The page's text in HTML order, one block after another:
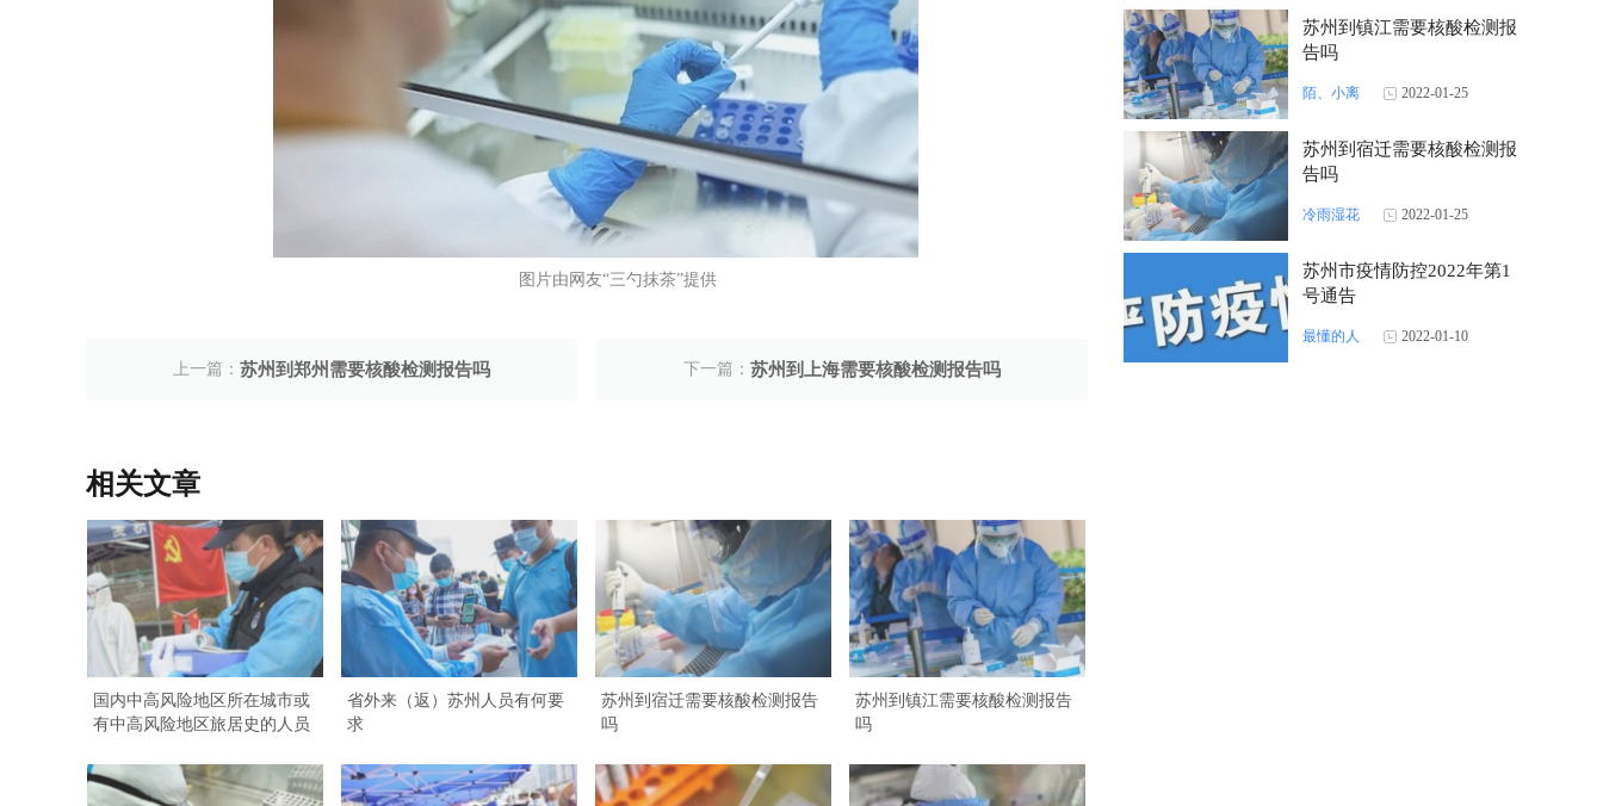
图片由网友“三勺抹茶”提供
上一篇： 苏州到郑州需要核酸检测报告吗 下一篇：苏州到上海需要核酸检测报告吗
相关文章
国内中高风险地区所在城市或
有中高风险地区旅居史的人员
省外来（返）苏州人员有何要
求
苏州到宿迁需要核酸检测报告
吗
苏州到镇江需要核酸检测报告
吗
苏州到镇江需要核酸检测报
告吗
陌、小离 2022-01-25
苏州到宿迁需要核酸检测报
告吗
冷雨湿花 2022-01-25
苏州市疫情防控2022年第1
号通告
最懂的人 2022-01-10